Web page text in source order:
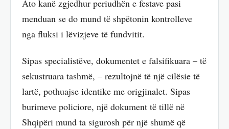
Ato kanë zgjedhur periudhën e festave pasi
menduan se do mund të shpëtonin kontrolleve
nga fluksi i lëvizjeve të fundvitit.
Sipas specialistëve, dokumentet e falsifikuara – të
sekustruara tashmë, – rezultojnë të një cilësie të
lartë, pothuajse identike me origjinalet. Sipas
burimeve policiore, një dokument të tillë në
Shqipëri mund ta sigurosh për një shumë që